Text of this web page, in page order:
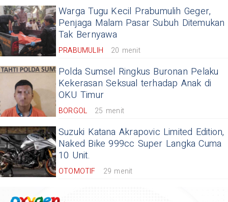
Warga Tugu Kecil Prabumulih Geger,
Penjaga Malam Pasar Subuh Ditemukan
Tak Bernyawa
PRABUMULIH 20 menit
Polda Sumsel Ringkus Buronan Pelaku
Kekerasan Seksual terhadap Anak di
OKU Timur
BORGOL 25 menit
Suzuki Katana Akrapovic Limited Edition,
Naked Bike 999cc Super Langka Cuma
10 Unit.
OTOMOTIF 29 menit